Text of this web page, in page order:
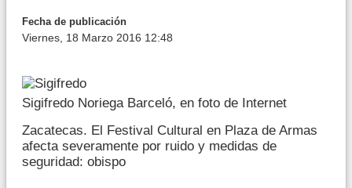
Fecha de publicación
Viernes, 18 Marzo 2016 12:48
Sigifredo Noriega Barceló, en foto de Internet
Zacatecas. El Festival Cultural en Plaza de Armas
afecta severamente por ruido y medidas de
seguridad: obispo